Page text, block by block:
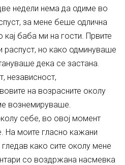
недели нема да одиме во
за мене беше одлична
кај баба ми на гости. Првите
распуст, но како одминуваше
дека се застана.
независност,
на возрасните околу
вознемируваше.
себе, во овој момент
На моите гласно кажани
како сите околу мене
со воздржана насмевка